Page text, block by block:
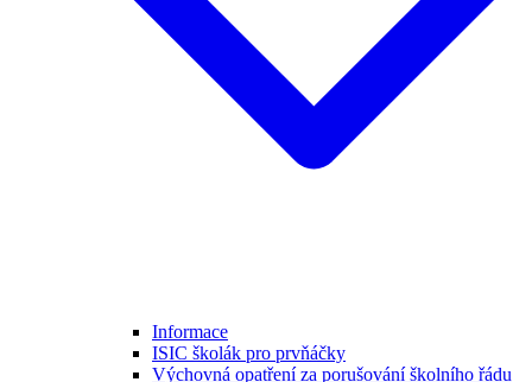
Informace
ISIC školák pro prvňáčky
Výchovná opatření za porušování školního řádu